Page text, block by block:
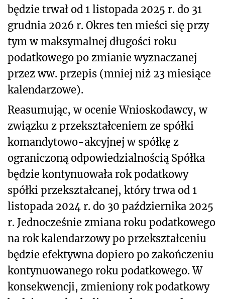
będzie trwał od 1 listopada 2025 r. do 31
grudnia 2026 r. Okres ten mieści się przy
tym w maksymalnej długości roku
podatkowego po zmianie wyznaczanej
przez ww. przepis (mniej niż 23 miesiące
kalendarzowe).
Reasumując, w ocenie Wnioskodawcy, w
związku z przekształceniem ze spółki
komandytowo-akcyjnej w spółkę z
ograniczoną odpowiedzialnością Spółka
będzie kontynuowała rok podatkowy
spółki przekształcanej, który trwa od 1
listopada 2024 r. do 30 października 2025
r. Jednocześnie zmiana roku podatkowego
na rok kalendarzowy po przekształceniu
będzie efektywna dopiero po zakończeniu
kontynuowanego roku podatkowego. W
konsekwencji, zmieniony rok podatkowy